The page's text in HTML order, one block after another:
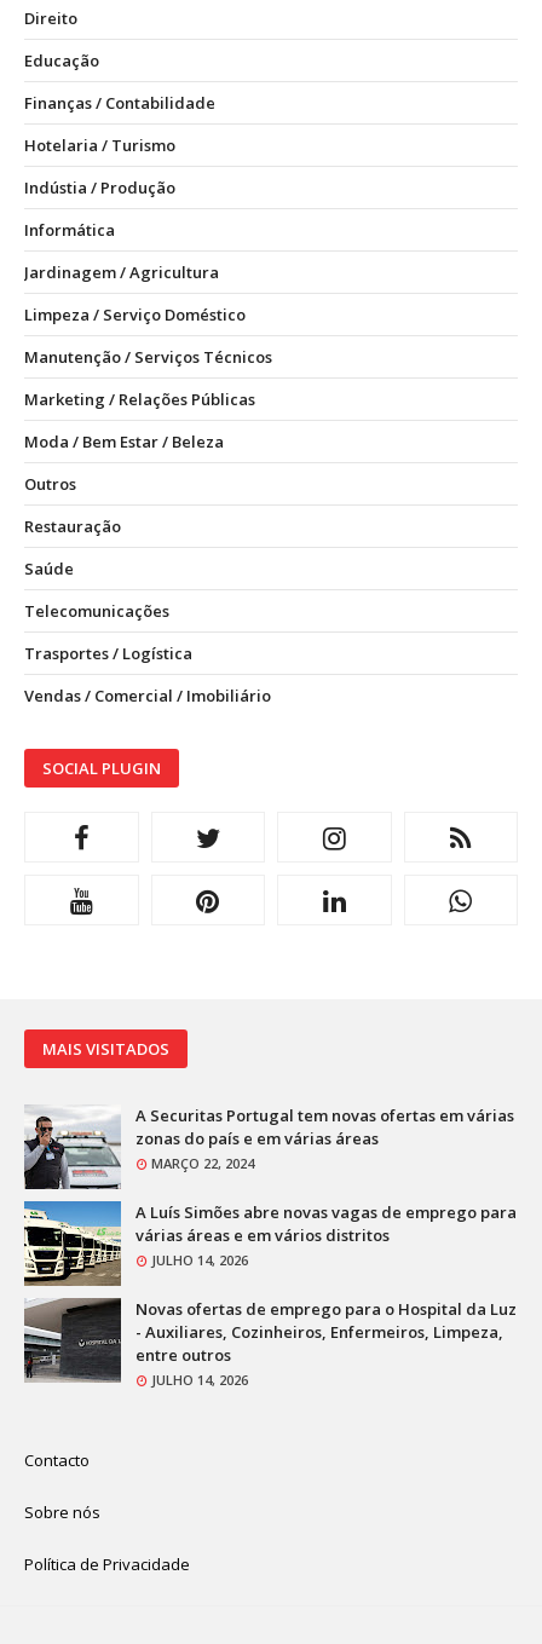
Direito
Educação
Finanças / Contabilidade
Hotelaria / Turismo
Indústia / Produção
Informática
Jardinagem / Agricultura
Limpeza / Serviço Doméstico
Manutenção / Serviços Técnicos
Marketing / Relações Públicas
Moda / Bem Estar / Beleza
Outros
Restauração
Saúde
Telecomunicações
Trasportes / Logística
Vendas / Comercial / Imobiliário
SOCIAL PLUGIN
MAIS VISITADOS
A Securitas Portugal tem novas ofertas em várias
zonas do país e em várias áreas
MARÇO 22, 2024
A Luís Simões abre novas vagas de emprego para
várias áreas e em vários distritos
JULHO 14, 2026
Novas ofertas de emprego para o Hospital da Luz
- Auxiliares, Cozinheiros, Enfermeiros, Limpeza,
entre outros
JULHO 14, 2026
Contacto
Sobre nós
Política de Privacidade